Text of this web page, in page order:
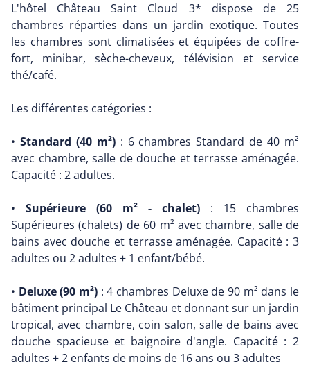
L'hôtel Château Saint Cloud 3* dispose de 25
chambres réparties dans un jardin exotique. Toutes
les chambres sont climatisées et équipées de coffre-
fort, minibar, sèche-cheveux, télévision et service
thé/café.
Les différentes catégories :
• Standard (40 m²): 6 chambres Standard de 40 m²
avec chambre, salle de douche et terrasse aménagée.
Capacité : 2 adultes.
• Supérieure (60 m² - chalet) : 15 chambres
Supérieures (chalets) de 60 m² avec chambre, salle de
bains avec douche et terrasse aménagée. Capacité : 3
adultes ou 2 adultes + 1 enfant/bébé.
• Deluxe (90 m²) : 4 chambres Deluxe de 90 m² dans le
bâtiment principal Le Château et donnant sur un jardin
tropical, avec chambre, coin salon, salle de bains avec
douche spacieuse et baignoire d'angle. Capacité : 2
adultes + 2 enfants de moins de 16 ans ou 3 adultes